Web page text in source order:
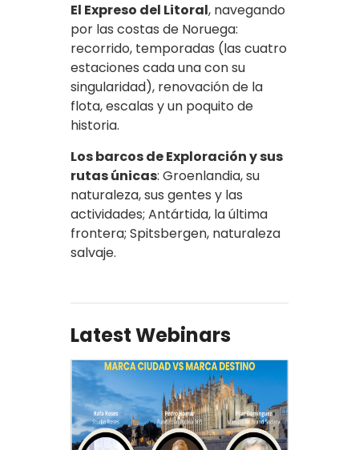
El Expreso del Litoral, navegando
por las costas de Noruega:
recorrido, temporadas (las cuatro
estaciones cada una con su
singularidad), renovación de la
flota, escalas y un poquito de
historia.
Los barcos de Exploración y sus
rutas únicas: Groenlandia, su
naturaleza, sus gentes y las
actividades; Antártida, la última
frontera; Spitsbergen, naturaleza
salvaje.
Latest Webinars